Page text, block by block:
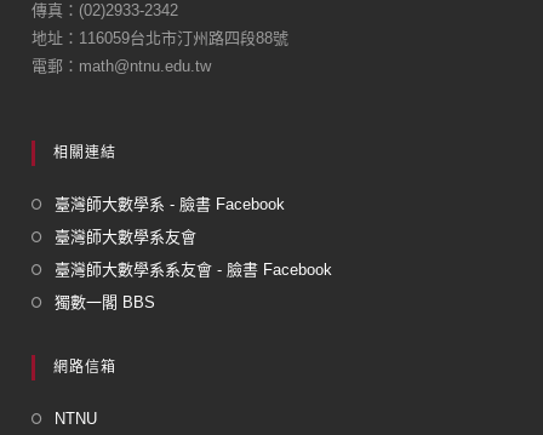
o
k
傳真：(02)2933-2342
地址：116059台北市汀州路四段88號
電郵：math@ntnu.edu.tw
相關連結
臺灣師大數學系 - 臉書 Facebook
臺灣師大數學系友會
臺灣師大數學系系友會 - 臉書 Facebook
獨數一閣 BBS
網路信箱
NTNU